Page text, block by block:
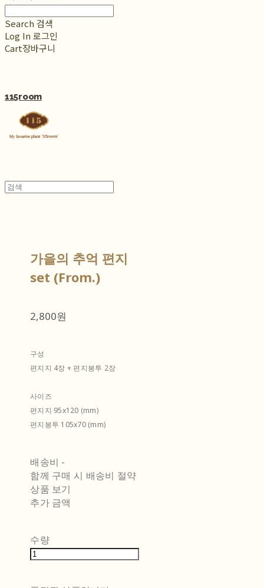
Search 검색
Log In 로그인
Cart장바구니
115room
가을의 추억 편지
set (From.)
2,800원
구성
편지지 4장 + 편지봉투 2장
사이즈
편지지 95x120 (mm)
편지봉투 105x70 (mm)
배송비 -
함께 구매 시 배송비 절약
상품 보기
추가 금액
수량